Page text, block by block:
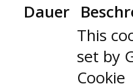
Dauer
This
set by
Cookie